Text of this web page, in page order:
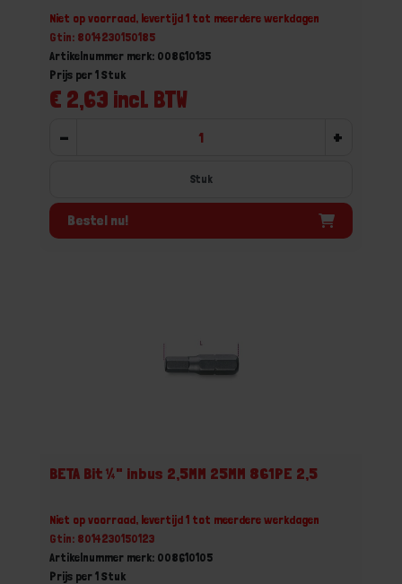
Niet op voorraad, levertijd 1 tot meerdere werkdagen
Gtin: 8014230150185
Artikelnummer merk: 008610135
€ 2,63 incl. BTW
Prijs per 1 Stuk
- +
Stuk
Bestel nu!
BETA Bit ¼" inbus 2,5MM 25MM 861PE 2,5
Niet op voorraad, levertijd 1 tot meerdere werkdagen
Gtin: 8014230150123
Artikelnummer merk: 008610105
Prijs per 1 Stuk